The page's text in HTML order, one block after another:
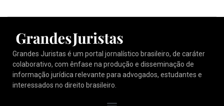
Grandes Juristas é um portal jornalístico brasileiro, de caráter
colaborativo, com ênfase na produção e disseminação de
informação jurídica relevante para advogados, estudantes e
interessados no direito brasileiro.